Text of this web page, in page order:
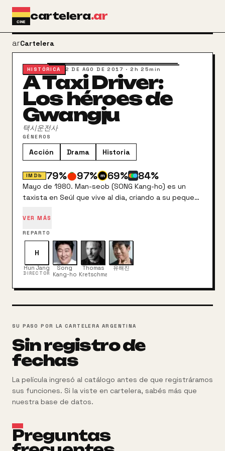
Ir al contenido principal
cartelera.ar
arrow_back
Cartelera
HISTÓRICA 2 DE AGO DE 2017 ·2h 25min
A Taxi Driver:
Los héroes de
Gwangju
택시운전사
GÉNEROS
Acción Drama Historia
IMDb 79% 97% 69% 84%
Mayo de 1980. Man-seob (SONG Kang-ho) es un
taxista en Seúl que vive al dia, criando a su pequeña
con altas facturas de hospital detrás. Un día, él
escucha que hay un extranjero dispuesto a pagar
mucho dinero por un viaje de ida y vuelta a la ciudad
de Gwangju. Sin saber que el extranjero es un
periodista alemán (Thomas Kretschmann) con una
agenda oculta para investigar los rumores extraños
de Gwangju, Man-seob toma el trabajo y los dos
VER MÁS
REPARTO
H
Hun Jang
DIRECTOR
Song
Kang-ho
Thomas
Kretschmann
유해진
SU PASO POR LA CARTELERA ARGENTINA
Sin registro de
fechas
La película ingresó al catálogo antes de que registráramos
sus funciones. Si la viste en cartelera, sabés más que
nuestra base de datos.
Preguntas